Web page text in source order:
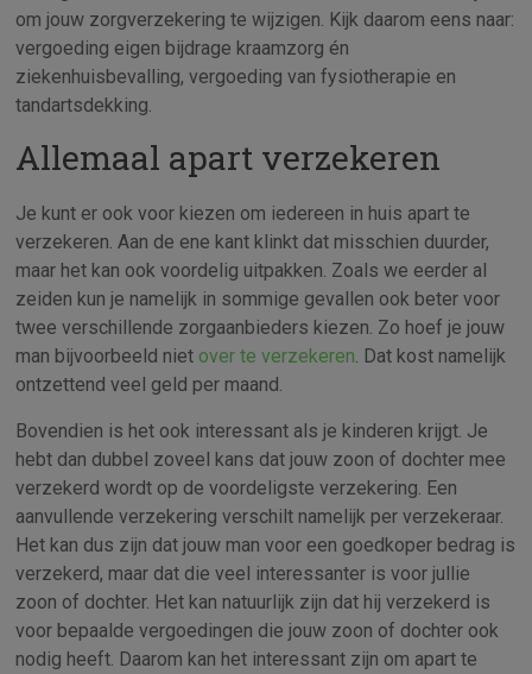
om jouw zorgverzekering te wijzigen. Kijk daarom eens naar:
vergoeding eigen bijdrage kraamzorg én
ziekenhuisbevalling, vergoeding van fysiotherapie en
tandartsdekking.
Allemaal apart verzekeren
Je kunt er ook voor kiezen om iedereen in huis apart te
verzekeren. Aan de ene kant klinkt dat misschien duurder,
maar het kan ook voordelig uitpakken. Zoals we eerder al
zeiden kun je namelijk in sommige gevallen ook beter voor
twee verschillende zorgaanbieders kiezen. Zo hoef je jouw
man bijvoorbeeld niet over te verzekeren. Dat kost namelijk
ontzettend veel geld per maand.
Bovendien is het ook interessant als je kinderen krijgt. Je
hebt dan dubbel zoveel kans dat jouw zoon of dochter mee
verzekerd wordt op de voordeligste verzekering. Een
aanvullende verzekering verschilt namelijk per verzekeraar.
Het kan dus zijn dat jouw man voor een goedkoper bedrag is
verzekerd, maar dat die veel interessanter is voor jullie
zoon of dochter. Het kan natuurlijk zijn dat hij verzekerd is
voor bepaalde vergoedingen die jouw zoon of dochter ook
nodig heeft. Daarom kan het interessant zijn om apart te